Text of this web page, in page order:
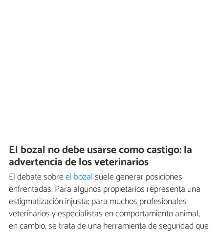
El bozal no debe usarse como castigo: la
advertencia de los veterinarios
El debate sobreel bozalsuele generar posiciones
enfrentadas. Para algunos propietarios representa una
estigmatización injusta; para muchos profesionales
veterinarios y especialistas en comportamiento animal,
en cambio, se trata de una herramienta de seguridad que